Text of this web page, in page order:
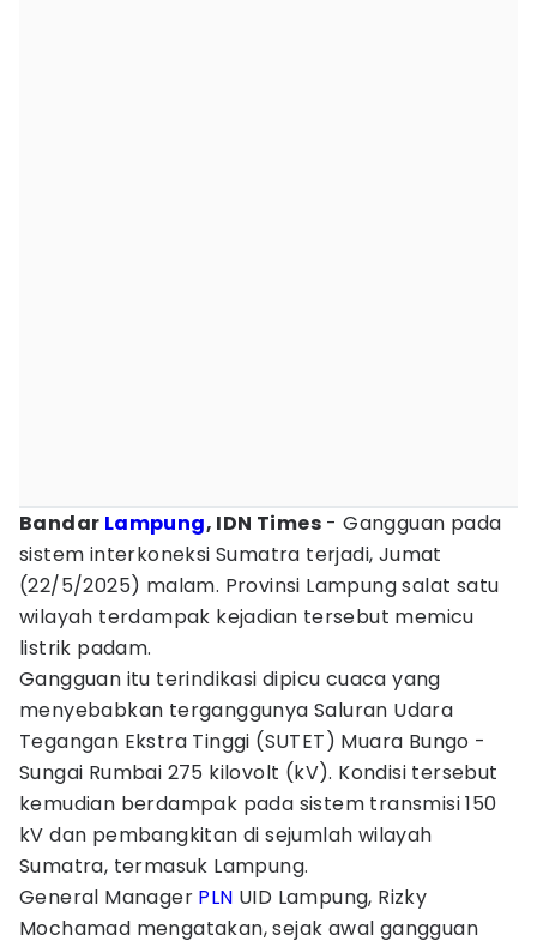
Bandar Lampung, IDN Times - Gangguan pada
sistem interkoneksi Sumatra terjadi, Jumat
(22/5/2025) malam. Provinsi Lampung salat satu
wilayah terdampak kejadian tersebut memicu
listrik padam.
Gangguan itu terindikasi dipicu cuaca yang
menyebabkan terganggunya Saluran Udara
Tegangan Ekstra Tinggi (SUTET) Muara Bungo -
Sungai Rumbai 275 kilovolt (kV). Kondisi tersebut
kemudian berdampak pada sistem transmisi 150
kV dan pembangkitan di sejumlah wilayah
Sumatra, termasuk Lampung.
General Manager PLN UID Lampung, Rizky
Mochamad mengatakan, sejak awal gangguan